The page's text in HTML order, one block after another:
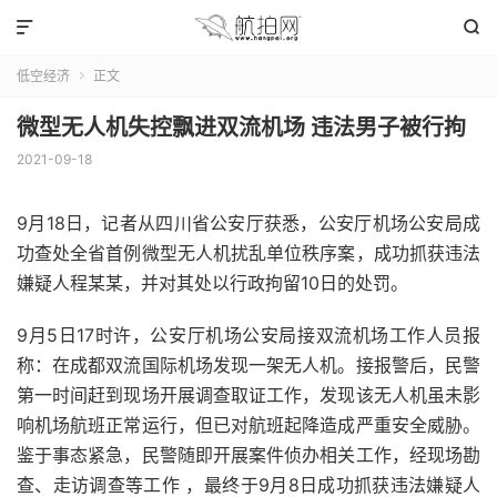


低空经济  正文
微型无人机失控飘进双流机场 违法男子被行拘
2021-09-18
9月18日，记者从四川省公安厅获悉，公安厅机场公安局成
功查处全省首例微型无人机扰乱单位秩序案，成功抓获违法
嫌疑人程某某，并对其处以行政拘留10日的处罚。
9月5日17时许，公安厅机场公安局接双流机场工作人员报
称：在成都双流国际机场发现一架无人机。接报警后，民警
第一时间赶到现场开展调查取证工作，发现该无人机虽未影
响机场航班正常运行，但已对航班起降造成严重安全威胁。
鉴于事态紧急，民警随即开展案件侦办相关工作，经现场勘
查、走访调查等工作 ，最终于9月8日成功抓获违法嫌疑人